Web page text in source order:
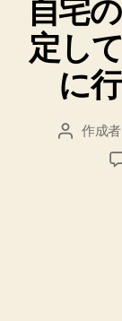
自宅
定し
に
投 作成